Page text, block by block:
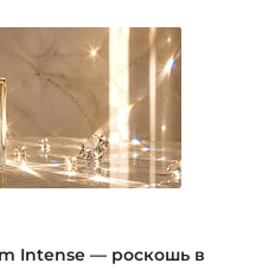
Intense — роскошь в